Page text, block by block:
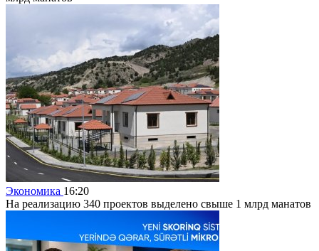
Экономика 16:20
На реализацию 340 проектов выделено свыше 1 млрд манатов